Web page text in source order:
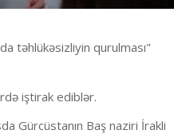
təhlükəsizliyin qurulması"
iştirak ediblər.
Gürcüstanın Baş naziri İrakli